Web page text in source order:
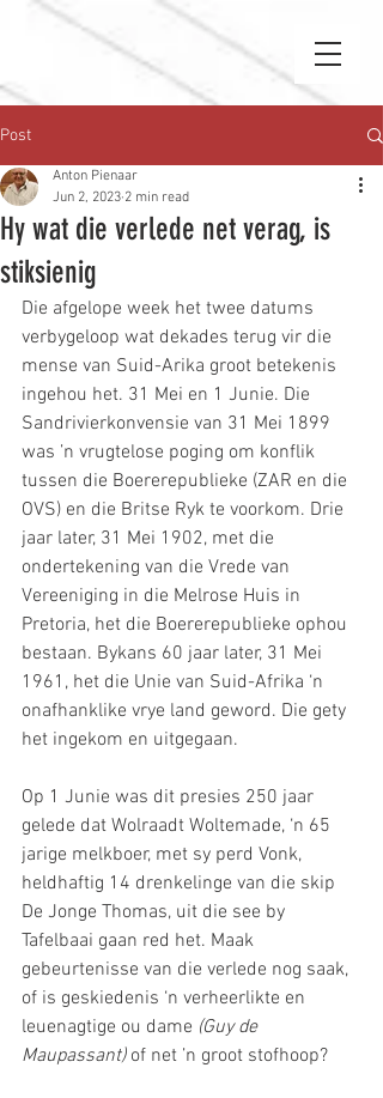
Post
Hy wat die verlede net verag, is
stiksienig
Anton Pienaar
Jun 2, 2023 2 min read
Die afgelope week het twee datums
verbygeloop wat dekades terug vir die
mense van Suid-Arika groot betekenis
ingehou het. 31 Mei en 1 Junie. Die
Sandrivierkonvensie van 31 Mei 1899
was ’n vrugtelose poging om konflik
tussen die Boererepublieke (ZAR en die
OVS) en die Britse Ryk te voorkom. Drie
jaar later, 31 Mei 1902, met die
ondertekening van die Vrede van
Vereeniging in die Melrose Huis in
Pretoria, het die Boererepublieke ophou
bestaan. Bykans 60 jaar later, 31 Mei
1961, het die Unie van Suid-Afrika ‘n
onafhanklike vrye land geword. Die gety
het ingekom en uitgegaan.
Op 1 Junie was dit presies 250 jaar
gelede dat Wolraadt Woltemade, ‘n 65
jarige melkboer, met sy perd Vonk,
heldhaftig 14 drenkelinge van die skip
De Jonge Thomas, uit die see by
Tafelbaai gaan red het. Maak
gebeurtenisse van die verlede nog saak,
of is geskiedenis ‘n verheerlikte en
leuenagtige ou dame (Guy de
Maupassant) of net ’n groot stofhoop?